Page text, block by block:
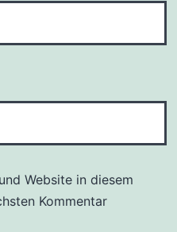
Website in diesem
Kommentar